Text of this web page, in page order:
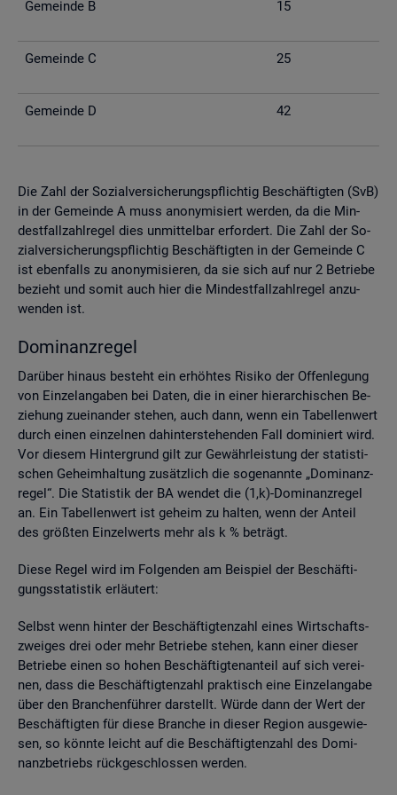
Ge­mein­de B 15
Ge­mein­de C 25
Ge­mein­de D 42
Die Zahl der So­zi­al­ver­si­che­rungs­pflich­tig Be­schäf­tig­ten (SvB)
in der Ge­mein­de A muss an­ony­mi­siert wer­den, da die Min­
dest­fall­zahl­re­gel dies un­mit­tel­bar er­for­dert. Die Zahl der So­
zi­al­ver­si­che­rungs­pflich­tig Be­schäf­tig­ten in der Ge­mein­de C
ist eben­falls zu an­ony­mi­sie­ren, da sie sich auf nur 2 Be­trie­be
be­zieht und somit auch hier die Min­dest­fall­zahl­re­gel an­zu­
wen­den ist.
Do­mi­nanz­re­gel
Dar­über hin­aus be­steht ein er­höh­tes Ri­si­ko der Of­fen­le­gung
von Ein­zel­an­ga­ben bei Daten, die in einer hier­ar­chi­schen Be­
zie­hung zu­ein­an­der ste­hen, auch dann, wenn ein Ta­bel­len­wert
durch einen ein­zel­nen da­hin­ter­ste­hen­den Fall do­mi­niert wird.
Vor die­sem Hin­ter­grund gilt zur Ge­währ­leis­tung der sta­tis­ti­
schen Ge­heim­hal­tung zu­sätz­lich die so­ge­nann­te „Do­mi­nanz­
re­gel“. Die Sta­tis­tik der BA wen­det die (1,k)-Do­mi­nanz­re­gel
an. Ein Ta­bel­len­wert ist ge­heim zu hal­ten, wenn der An­teil
des grö­ß­ten Ein­zel­werts mehr als k % be­trägt.
Diese Regel wird im Fol­gen­den am Bei­spiel der Be­schäf­ti­
gungs­sta­tis­tik er­läu­tert:
Selbst wenn hin­ter der Be­schäf­tig­ten­zahl eines Wirt­schafts­
zwei­ges drei oder mehr Be­trie­be ste­hen, kann einer die­ser
Be­trie­be einen so hohen Be­schäf­tig­ten­an­teil auf sich ver­ei­
nen, dass die Be­schäf­tig­ten­zahl prak­tisch eine Ein­zel­an­ga­be
über den Bran­chen­füh­rer dar­stellt. Würde dann der Wert der
Be­schäf­tig­ten für diese Bran­che in die­ser Re­gi­on aus­ge­wie­
sen, so könn­te leicht auf die Be­schäf­tig­ten­zahl des Do­mi­
nanz­be­triebs rück­ge­schlos­sen wer­den.